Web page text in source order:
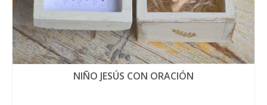
NIÑO JESÚS CON ORACIÓN